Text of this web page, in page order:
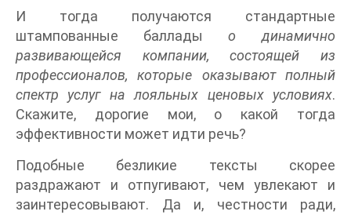
И тогда получаются стандартные
штампованные баллады о динамично
развивающейся компании, состоящей из
профессионалов, которые оказывают полный
спектр услуг на лояльных ценовых условиях.
Скажите, дорогие мои, о какой тогда
эффективности может идти речь?
Подобные безликие тексты скорее
раздражают и отпугивают, чем увлекают и
заинтересовывают. Да и, честности ради,